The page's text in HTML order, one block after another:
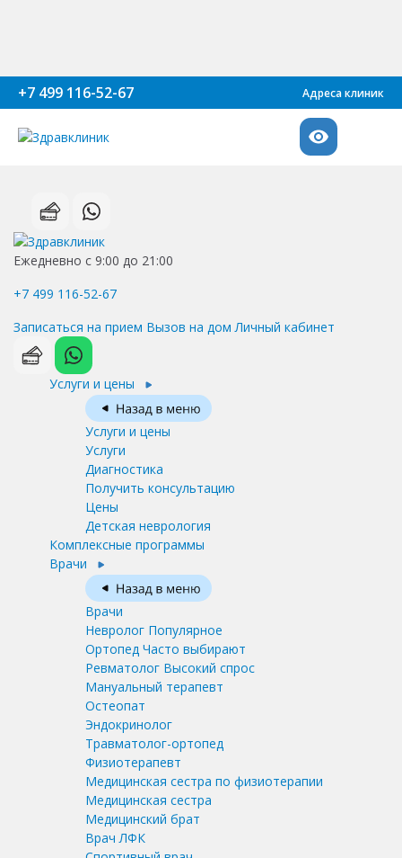
+7 499 116-52-67 Адреса клиник
Ежедневно с 9:00 до 21:00
+7 499 116-52-67
Записаться на прием Вызов на дом Личный кабинет
Услуги и цены
Услуги и цены
Услуги
Диагностика
Получить консультацию
Цены
Детская неврология
Комплексные программы
Врачи
Врачи
Невролог Популярное
Ортопед Часто выбирают
Ревматолог Высокий спрос
Мануальный терапевт
Остеопат
Эндокринолог
Травматолог-ортопед
Физиотерапевт
Медицинская сестра по физиотерапии
Медицинская сестра
Медицинский брат
Врач ЛФК